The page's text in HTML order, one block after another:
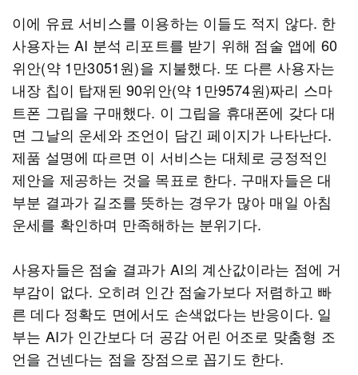
이에 유료 서비스를 이용하는 이들도 적지 않다. 한
사용자는 AI 분석 리포트를 받기 위해 점술 앱에 60
위안(약 1만3051원)을 지불했다. 또 다른 사용자는
내장 칩이 탑재된 90위안(약 1만9574원)짜리 스마
트폰 그립을 구매했다. 이 그립을 휴대폰에 갖다 대
면 그날의 운세와 조언이 담긴 페이지가 나타난다.
제품 설명에 따르면 이 서비스는 대체로 긍정적인
제안을 제공하는 것을 목표로 한다. 구매자들은 대
부분 결과가 길조를 뜻하는 경우가 많아 매일 아침
운세를 확인하며 만족해하는 분위기다.
사용자들은 점술 결과가 AI의 계산값이라는 점에 거
부감이 없다. 오히려 인간 점술가보다 저렴하고 빠
른 데다 정확도 면에서도 손색없다는 반응이다. 일
부는 AI가 인간보다 더 공감 어린 어조로 맞춤형 조
언을 건넨다는 점을 장점으로 꼽기도 한다.